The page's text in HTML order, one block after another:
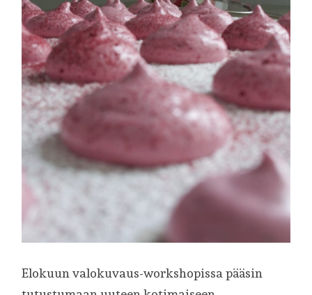
Elokuun valokuvaus-workshopissa pääsin